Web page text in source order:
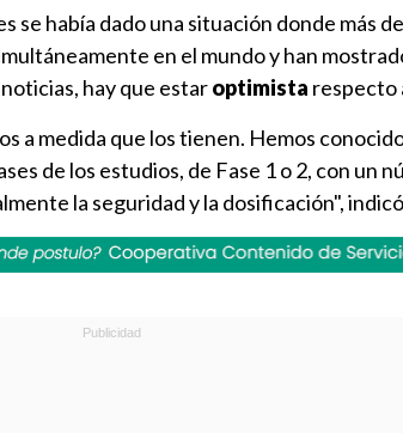
se había dado una situación donde más
en el mundo y han
hay que estaroptimista respecto
a medida que los tienen. Hemos
de los estudios, de Fase 1 o 2, con un
la seguridad y la dosificación",